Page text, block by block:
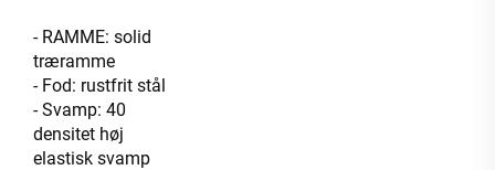
- RAMME: solid
træramme
- Fod: rustfrit stål
- Svamp: 40
densitet høj
elastisk svamp